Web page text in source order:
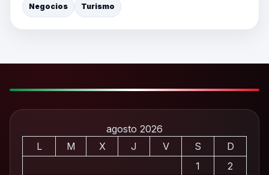
Negocios Turismo
agosto 2026
L
M X J V S
D
1
2